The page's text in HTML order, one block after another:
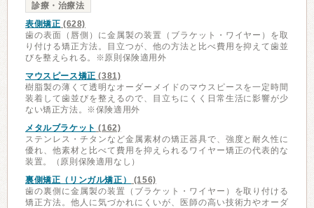
診療・治療法
表側矯正 (628)
歯の表面（唇側）に金属製の装置（ブラケット・ワイヤー）を取
り付ける矯正方法。目立つが、他の方法と比べ費用を抑えて歯並
びを整えられる。※原則保険適用外
マウスピース矯正 (381)
樹脂製の薄くて透明なオーダーメイドのマウスピースを一定時間
装着して歯並びを整えるので、目立ちにくく日常生活に影響が少
ない矯正方法。※保険適用外
メタルブラケット (162)
ステンレス・チタンなど金属素材の矯正器具で、強度と耐久性に
優れ、他素材と比べて費用を抑えられるワイヤー矯正の代表的な
装置。（原則保険適用なし）
裏側矯正（リンガル矯正）
(156)
歯の裏側に金属製の装置（ブラケット・ワイヤー）を取り付ける
矯正方法。他人に気づかれにくいが、医師の高い技術力やオーダ